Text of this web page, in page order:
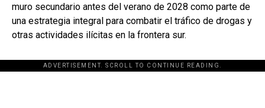
muro secundario antes del verano de 2028 como parte de
una estrategia integral para combatir el tráfico de drogas y
otras actividades ilícitas en la frontera sur.
ADVERTISEMENT. SCROLL TO CONTINUE READING.
[adsforwp id="243463"]